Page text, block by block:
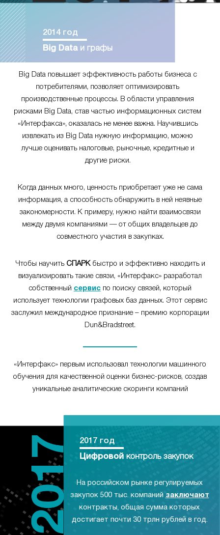
2014 год
Big Dataи графы
Big Data повышает эффективность работы бизнеса с
потребителями, позволяет оптимизировать
производственные процессы. В области управления
рисками Big Data, став частью информационных систем
«Интерфакса», оказалась не менее важна. Научившись
извлекать из Big Data нужную информацию, можно
лучше оценивать налоговые, рыночные, кредитные и
другие риски.
Когда данных много, ценность приобретает уже не сама
информация, а способность обнаружить в ней неявные
закономерности. К примеру, нужно найти взаимосвязи
между двумя компаниями — от общих владельцев до
совместного участия в закупках.
Чтобы научить СПАРКбыстро и эффективно находить и
визуализировать такие связи, «Интерфакс» разработал
собственный сервис по поиску связей, который
использует технологии графовых баз данных. Этот сервис
заслужил международное признание – премию корпорации
Dun&Bradstreet.
«Интерфакс» первым использовал технологии машинного
обучения для качественной оценки бизнес-рисков, создав
уникальные аналитические скоринги компаний
2017 год
Цифровой контроль закупок
На российском рынке регулируемых
закупок 500 тыс. компаний заключают
контракты, общая сумма которых
достигает почти 30 трлн рублей в год.